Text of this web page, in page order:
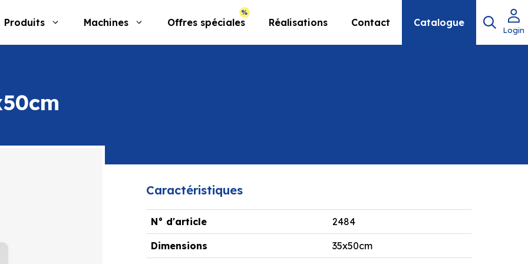
Produits Machines Offres spéciales Réalisations Contact Catalogue
Login
Caractéristiques
N° d'article 2484
Dimensions 35x50cm